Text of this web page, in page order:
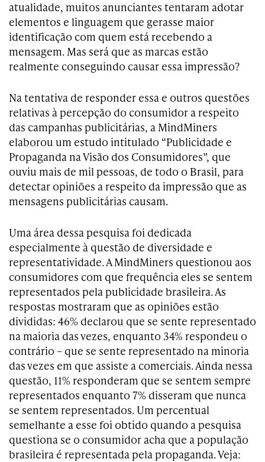
atualidade, muitos anunciantes tentaram adotar
elementos e linguagem que gerasse maior
identificação com quem está recebendo a
mensagem. Mas será que as marcas estão
realmente conseguindo causar essa impressão?
Na tentativa de responder essa e outros questões
relativas à percepção do consumidor a respeito
das campanhas publicitárias, a MindMiners
elaborou um estudo intitulado “Publicidade e
Propaganda na Visão dos Consumidores”, que
ouviu mais de mil pessoas, de todo o Brasil, para
detectar opiniões a respeito da impressão que as
mensagens publicitárias causam.
Uma área dessa pesquisa foi dedicada
especialmente à questão de diversidade e
representatividade. A MindMiners questionou aos
consumidores com que frequência eles se sentem
representados pela publicidade brasileira. As
respostas mostraram que as opiniões estão
divididas: 46% declarou que se sente representado
na maioria das vezes, enquanto 34% respondeu o
contrário – que se sente representado na minoria
das vezes em que assiste a comerciais. Ainda nessa
questão, 11% responderam que se sentem sempre
representados enquanto 7% disseram que nunca
se sentem representados. Um percentual
semelhante a esse foi obtido quando a pesquisa
questiona se o consumidor acha que a população
brasileira é representada pela propaganda. Veja: